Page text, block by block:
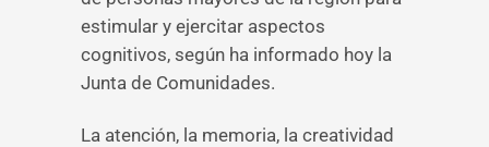
estimular y ejercitar aspectos
cognitivos, según ha informado hoy la
Junta de Comunidades.
La atención, la memoria, la creatividad